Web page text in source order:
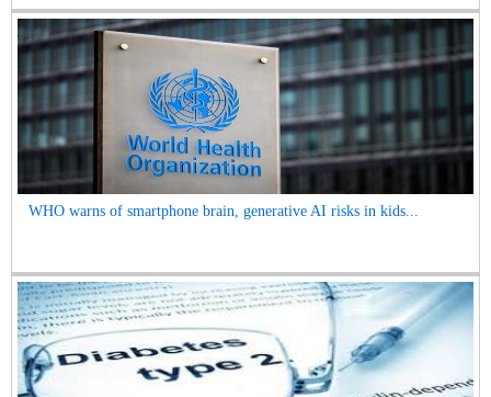
WHO warns of smartphone brain, generative AI risks in kids...